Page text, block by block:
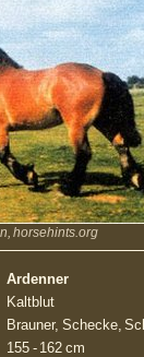
horsehints.org
Ardenner
Kaltblut
Brauner, Schecke,
155 - 162 cm